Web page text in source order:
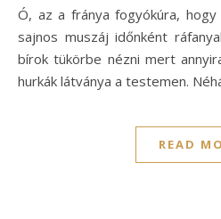
Ó, az a fránya fogyókúra, hogy mennyire úúúúútálom! De
sajnos muszáj időnként
bírok tükörbe nézni mert
hurkák látványa a testemen.
READ